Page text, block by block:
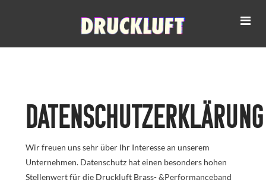
Datenschutzerklärung
Wir freuen uns sehr über Ihr Interesse an unserem
Unternehmen. Datenschutz hat einen besonders hohen
Stellenwert für die Druckluft Brass- &Performanceband